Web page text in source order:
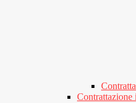
Contrattazione